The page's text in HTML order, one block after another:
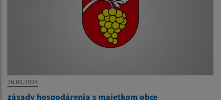
26.09.2024
zásady hospodárenia s majetkom obce